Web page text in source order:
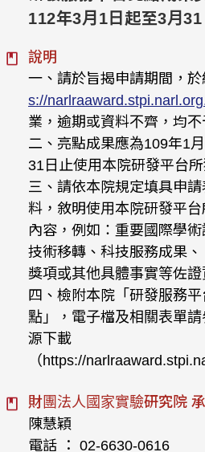
112年3月1日起至3月31
說明
一、請於旨揭申請期間，
s://
業，逾期或資料不齊，均不
二、亮點成果應為109年1
31日止使用本院研發平台
三、請依本院規定填具申
料，敘明使用本院研發平
內容，例如：重要國際學
技術移轉、科技服務成果、
獎項或其他具體事實等佐證
四、檢附本院「研發服務
點」，電子檔及相關表單
源下載
（https://
財團法人國家實驗研究院
陳慧穎
電話 ： 02-6630-0616